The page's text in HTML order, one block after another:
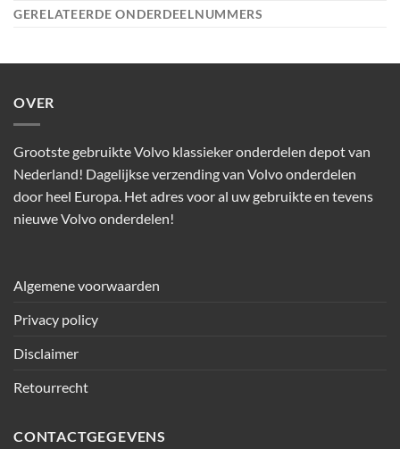
GERELATEERDE ONDERDEELNUMMERS
OVER
Grootste gebruikte Volvo klassieker onderdelen depot van
Nederland! Dagelijkse verzending van Volvo onderdelen
door heel Europa. Het adres voor al uw gebruikte en tevens
nieuwe Volvo onderdelen!
Algemene voorwaarden
Privacy policy
Disclaimer
Retourrecht
CONTACTGEGEVENS